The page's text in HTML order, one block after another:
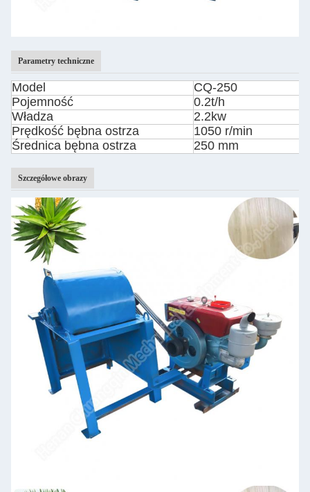
Parametry techniczne
Model
CQ-250
Pojemność
0.2t/h
Władza
2.2kw
Prędkość bębna ostrza
1050 r/min
Średnica bębna ostrza
250 mm
Szczegółowe obrazy